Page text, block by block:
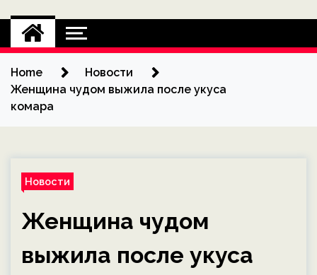
Home
Новости
Женщина чудом выжила после укуса
комара
Новости
Женщина чудом
выжила после укуса